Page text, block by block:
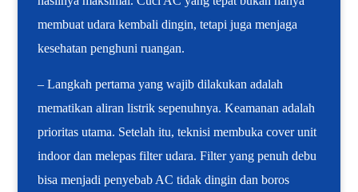
membuat udara kembali dingin, tetapi juga menjaga
kesehatan penghuni ruangan.
– Langkah pertama yang wajib dilakukan adalah
mematikan aliran listrik sepenuhnya. Keamanan adalah
prioritas utama. Setelah itu, teknisi membuka cover unit
indoor dan melepas filter udara. Filter yang penuh debu
bisa menjadi penyebab AC tidak dingin dan boros